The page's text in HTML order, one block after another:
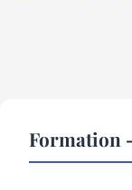
Formation